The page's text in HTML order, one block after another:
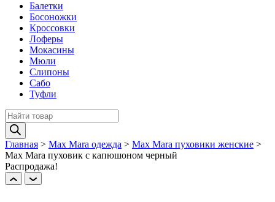
Балетки
Босоножки
Кроссовки
Лоферы
Мокасины
Мюли
Слипоны
Сабо
Туфли
Поиск
товаров
Главная > Max Mara одежда > Max Mara пуховики женские >
Max Mara пуховик с капюшоном черный
Распродажа!